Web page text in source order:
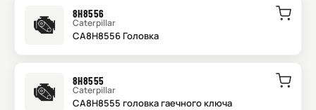
8H8556
Caterpillar
CA8H8556 Головка
8H8555
Caterpillar
CA8H8555 головка гаечного ключа